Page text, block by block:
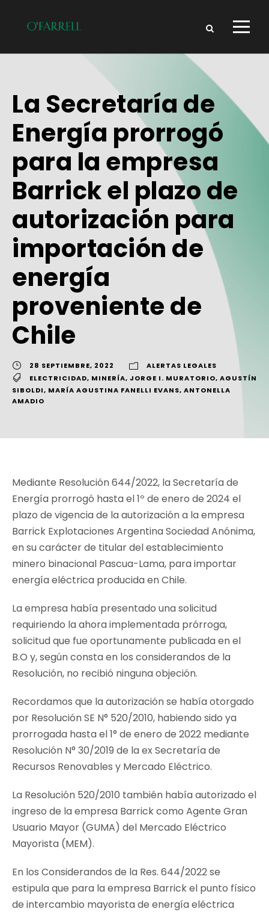
La Secretaría de
Energía prorrogó
para la empresa
Barrick el plazo de
autorización para
importación de
energía
proveniente de
Chile
28 SEPTIEMBRE, 2022
ALERTAS LEGALES
ELECTRICIDAD, MINERÍA, JORGE I. MURATORIO, AGUSTÍN
SIBOLDI, MARÍA AGUSTINA FANELLI EVANS, ANTONELLA
AMADIO
Mediante Resolución 644/2022, la Secretaría de
Energía prorrogó hasta el 1º de enero de 2024 el
plazo de vigencia de la autorización a la empresa
Barrick Explotaciones Argentina Sociedad Anónima,
en su carácter de titular del establecimiento
minero binacional Pascua-Lama, para importar
energía eléctrica producida en Chile.
La empresa había presentado una solicitud
requiriendo la ahora implementada prórroga,
solicitud que fue oportunamente publicada en el
B.O y, según consta en los considerandos de la
Resolución, no recibió ninguna objeción.
Recordamos que la autorización se había otorgado
por Resolución SE N° 520/2010, habiendo sido ya
prorrogada hasta el 1° de enero de 2022 mediante
Resolución N° 30/2019 de la ex Secretaría de
Recursos Renovables y Mercado Eléctrico.
La Resolución 520/2010 también había autorizado el
ingreso de la empresa Barrick como Agente Gran
Usuario Mayor (GUMA) del Mercado Eléctrico
Mayorista (MEM).
En los Considerandos de la Res. 644/2022 se
estipula que para la empresa Barrick el punto físico
de intercambio mayorista de energía eléctrica